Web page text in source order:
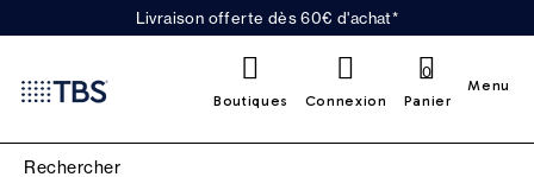
Livraison offerte dès 60€ d'achat*
Boutiques Connexion Panier
0
Menu